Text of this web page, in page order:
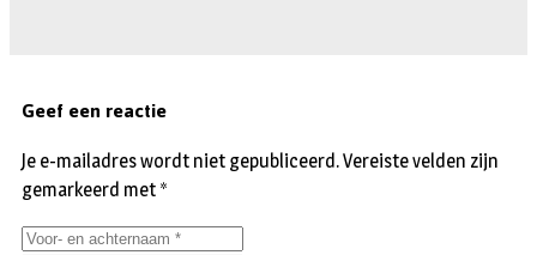
Geef een reactie
Je e-mailadres wordt niet gepubliceerd.Vereiste velden zijn
gemarkeerd met *